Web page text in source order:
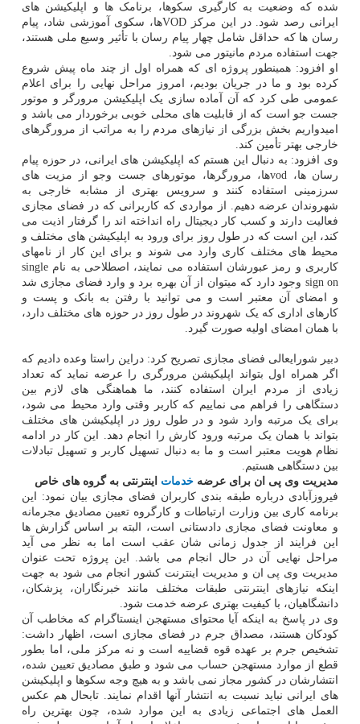
شده که وضعیت به کارگیری سکوها، برنامک ها و اپلیکیشن های
ایرانی رصد شود. در این مرکز VODها، سکوی آموزشی شاد، پیام
رسان ها که حداقل شامل چهار پیام رسان با تأثیر وسیع ملی هستند،
جهت استفاده مردم مانیتور می شود.
او افزود: همینطور پروژه ای که همراه اول از چند ماه پیش شروع
کرده بود و ما در جریان بودیم، امروز مراحل نهایی را برای اعلام
عمومی طی کرد که آن آماده سازی یک اپلیکیشن مرورگر و موتور
جست جو است که از قابلیت های محلی خوبی برخوردار می باشد و
امیدواریم بخش بزرگی از نیازهای مردم را به مراتب از مرورگرهای
خارجی بهتر تأمین کند.
وی افزود: به دنبال این هستم که اپلیکیشن های ایرانی، در حوزه پیام
رسان ها، vodها، مرورگرها، موتورهای جست وجو از مزیت های
سرزمینی استفاده کنند و سرویس بهتری از مشابه خارجی به
شهروندان عرضه دهیم. از مواردی که کاربرانی که در فضای مجازی
فعالیت دارند و کسب کار دیجیتال راه انداخته اند را گرفتار اذیت می
کند، این است که در طول روز برای ورود به اپلیکیشن های مختلف و
محیط های مختلف کاری وارد می شوند و برای این کار از نامهای
کاربری و رمز عبورشان استفاده می نمایند، اصطلاحی به نام single
sign on وجود دارد که میتوان از آن بهره برد و وارد فضای مجازی شد
و امضای آن معتبر است و می توانید با رفتن به بانک و پست و
کارهای اداری که یک شهروند در طول روز در حوزه های مختلف دارد،
با همان امضای اولیه صورت گیرد.
دبیر شورایعالی فضای مجازی تصریح کرد: دراین راستا وعده دادیم که
اگر همراه اول بتواند اپلیکیشن مرورگری را عرضه نماید که تعداد
زیادی از مردم ایران استفاده کنند، ما هماهنگی های لازم بین
دستگاهی را فراهم می نماییم که کاربر وقتی وارد محیط می شود،
برای یک مرتبه وارد شود و در طول روز در اپلیکیشن های مختلف
بتواند با همان یک مرتبه ورود کارش را انجام دهد. این کار در ادامه
نظام هویت معتبر است و ما به دنبال تسهیل کاربر و تسهیل تبادلات
بین دستگاهی هستیم.
مدیریت وی پی ان برای عرضه خدمات اینترنتی به گروه های خاص
فیروزآبادی درباره طبقه بندی کاربران فضای مجازی بیان نمود: این
برنامه کاری بین وزارت ارتباطات و کارگروه تعیین مصادیق مجرمانه
و معاونت فضای مجازی دادستانی است، البته بر اساس گزارش ها
این فرایند از جدول زمانی شان عقب است اما به نظر می آید
مراحل نهایی آن در حال انجام می باشد. این پروژه تحت عنوان
مدیریت وی پی ان و مدیریت اینترنت کشور انجام می شود به جهت
اینکه نیازهای اینترنتی طبقات مختلف مانند خبرنگاران، پزشکان،
دانشگاهیان، با کیفیت بهتری عرضه خدمت شود.
وی در پاسخ به اینکه آیا محتوای مستهجن اینستاگرام که مخاطب آن
کودکان هستند، مصداق جرم در فضای مجازی است، اظهار داشت:
تشخیص جرم بر عهده قوه قضاییه است و نه مرکز ملی، اما بطور
قطع از موارد مستهجن حساب می شود و طبق مصادیق تعیین شده،
انتشارشان در کشور مجاز نمی باشد و به هیچ وجه سکوها و اپلیکیشن
های ایرانی نباید نسبت به انتشار آنها اقدام نمایند. تابحال هم عکس
العمل های اجتماعی زیادی به این موارد شده، چون بهترین راه